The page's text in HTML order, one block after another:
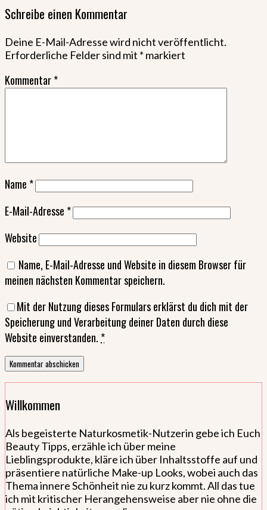
Schreibe einen Kommentar
Deine E-Mail-Adresse wird nicht veröffentlicht.
Erforderliche Felder sind mit * markiert
Kommentar*
Name *
E-Mail-Adresse *
Website
Name, E-Mail-Adresse und Website in diesem Browser für
meinen nächsten Kommentar speichern.
Mit der Nutzung dieses Formulars erklärst du dich mit der
Speicherung und Verarbeitung deiner Daten durch diese
Website einverstanden. *
Willkommen
Als begeisterte Naturkosmetik-Nutzerin gebe ich Euch
Beauty Tipps, erzähle ich über meine
Lieblingsprodukte, kläre ich über Inhaltsstoffe auf und
präsentiere natürliche Make-up Looks, wobei auch das
Thema innere Schönheit nie zu kurz kommt. All das tue
ich mit kritischer Herangehensweise aber nie ohne die